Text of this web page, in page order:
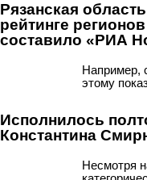
Рязанская
рейтинге
составило «РИА
Например,
этому
Исполнилось
Константина
Несмотря